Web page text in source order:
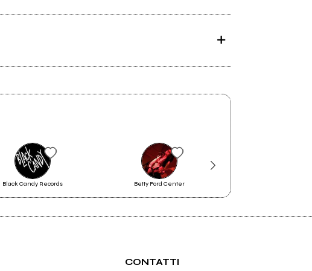
Black Candy Records Betty Ford Center
CONTATTI